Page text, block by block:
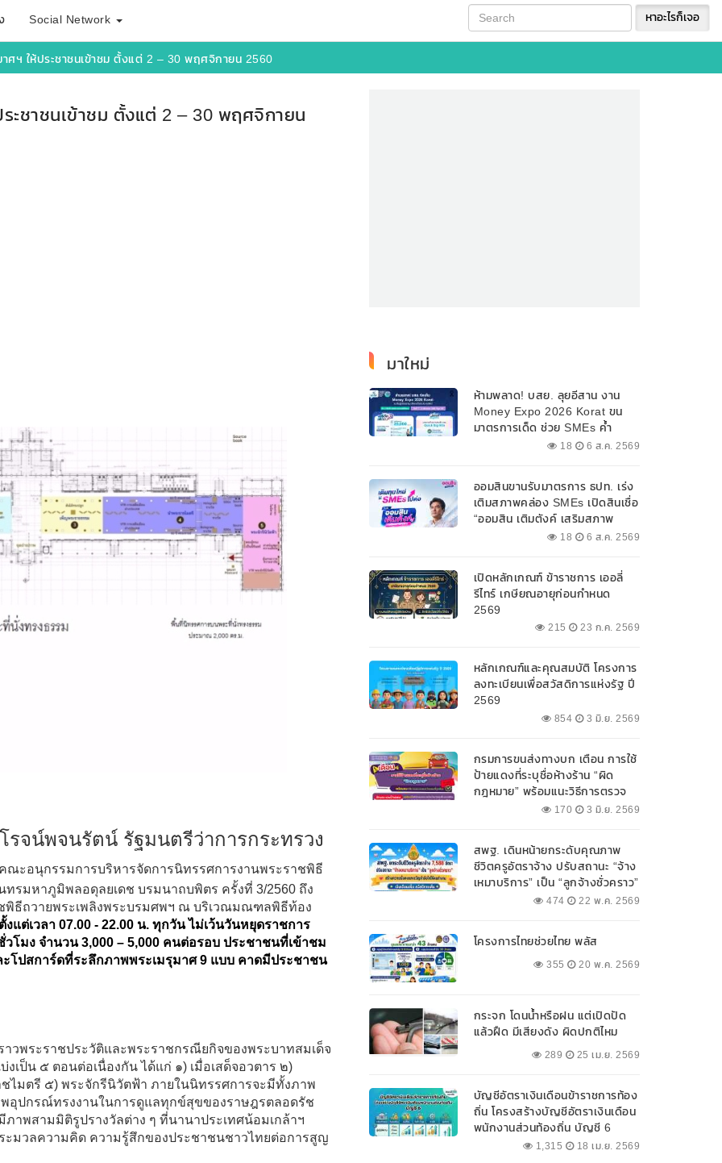
Social Network หาอะไรก็เจอ
ศฯ ให้ประชาชนเข้าชม ตั้งแต่ 2 – 30 พฤศจิกายน 2560
ะชาชนเข้าชม ตั้งแต่ 2 – 30 พฤศจิกายน
รจน์พจนรัตน์ รัฐมนตรีว่าการกระทรวง
ะอนุกรรมการบริหารจัดการนิทรรศการงานพระราชพิธี
รมหาภูมิพลอดุลยเดช บรมนาถบพิตร ครั้งที่ 3/2560 ถึง
พิธีถวายพระเพลิงพระบรมศพฯ ณ บริเวณมณฑลพิธีท้อง
แต่เวลา 07.00 - 22.00 น. ทุกวัน ไม่เว้นวันหยุดราชการ
โมง จำนวน 3,000 – 5,000 คนต่อรอบ ประชาชนที่เข้าชม
โปสการ์ดที่ระลึกภาพพระเมรุมาศ 9 แบบ คาดมีประชาชน
วพระราชประวัติและพระราชกรณียกิจของพระบาทสมเด็จ
ป็น ๕ ตอนต่อเนื่องกัน ได้แก่ ๑) เมื่อเสด็จอวตาร ๒)
ไมตรี ๕) พระจักรีนิวัตฟ้า ภายในนิทรรศการจะมีทั้งภาพ
ปกรณ์ทรงงานในการดูแลทุกข์สุขของราษฎรตลอดรัช
าพสามมิติรูปรางวัลต่าง ๆ ที่นานาประเทศน้อมเกล้าฯ
มวลความคิด ความรู้สึกของประชาชนชาวไทยต่อการสูญ
มาใหม่
ห้ามพลาด! บสย. ลุยอีสาน งาน
Money Expo 2026 Korat ขน
มาตรการเด็ด ช่วย SMEs ค้ำ
ประกันสินเชื่อ-แก้หนี้ 7-9 ส.ค. 69
18 6 ส.ค. 2569
ออมสินขานรับมาตรการ ธปท. เร่ง
เติมสภาพคล่อง SMEs เปิดสินเชื่อ
“ออมสิน เติมตังค์ เสริมสภาพ
คล่อง” วงเงินรวม 2,000
วงเงินกู้สูงสุด 100% ของหลัก
ประกัน ผ่อนนานสูงสุด 10 ปี
18 6 ส.ค. 2569
เปิดหลักเกณฑ์ ข้าราชการ เออลี่
รีไทร์ เกษียณอายุก่อนกำหนด
2569
215 23 ก.ค. 2569
หลักเกณฑ์และคุณสมบัติ โครงการ
ลงทะเบียนเพื่อสวัสดิการแห่งรัฐ ปี
2569
854 3 มิ.ย. 2569
กรมการขนส่งทางบก เตือน การใช้
ป้ายแดงที่ระบุชื่อห้างร้าน “ผิด
กฎหมาย” พร้อมแนะวิธีการตรวจ
สอบป้ายแดงที่ถูกต้อง
170 3 มิ.ย. 2569
สพฐ. เดินหน้ายกระดับคุณภาพ
ชีวิตครูอัตราจ้าง ปรับสถานะ “จ้าง
เหมาบริการ” เป็น “ลูกจ้างชั่วคราว”
474 22 พ.ค. 2569
โครงการไทยช่วยไทย พลัส
355 20 พ.ค. 2569
กระจก โดนน้ำหรือฝน แต่เปิดปัด
แล้วฝืด มีเสียงดัง ผิดปกติไหม
289 25 เม.ย. 2569
บัญชีอัตราเงินเดือนข้าราชการท้อง
ถิ่น โครงสร้างบัญชีอัตราเงินเดือน
พนักงานส่วนท้องถิ่น บัญชี 6
1,315 18 เม.ย. 2569